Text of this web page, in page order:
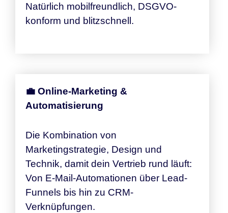
Natürlich mobilfreundlich, DSGVO-
konform und blitzschnell.
💼 Online-Marketing &
Automatisierung
Die Kombination von
Marketingstrategie, Design und
Technik, damit dein Vertrieb rund läuft:
Von E-Mail-Automationen über Lead-
Funnels bis hin zu CRM-
Verknüpfungen.